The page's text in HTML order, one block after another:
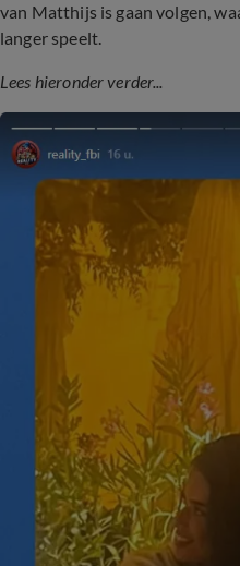
van Matthijs is gaan volgen,
langer speelt.
Lees hieronder verder...